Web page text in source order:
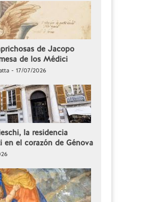
de Jacopo
de los Médici
- 17/07/2026
la residencia
en el corazón de Génova